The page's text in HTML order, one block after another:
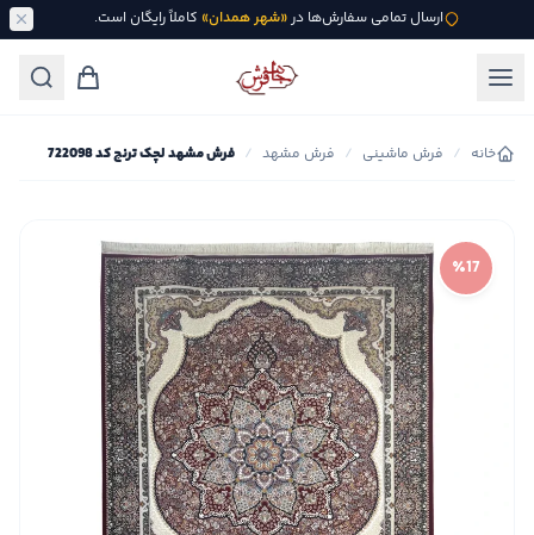
ارسال تمامی سفارش‌ها در«شهر همدان» کاملاً رایگان است.
خانه / فرش ماشینی / فرش مشهد / فرش مشهد لچک ترنج کد 722098
٪17